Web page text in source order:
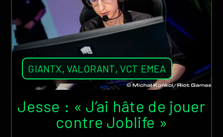
GIANTX, VALORANT,VCT EMEA
Jesse : « J’ai hâte de jouer
contre Joblife »